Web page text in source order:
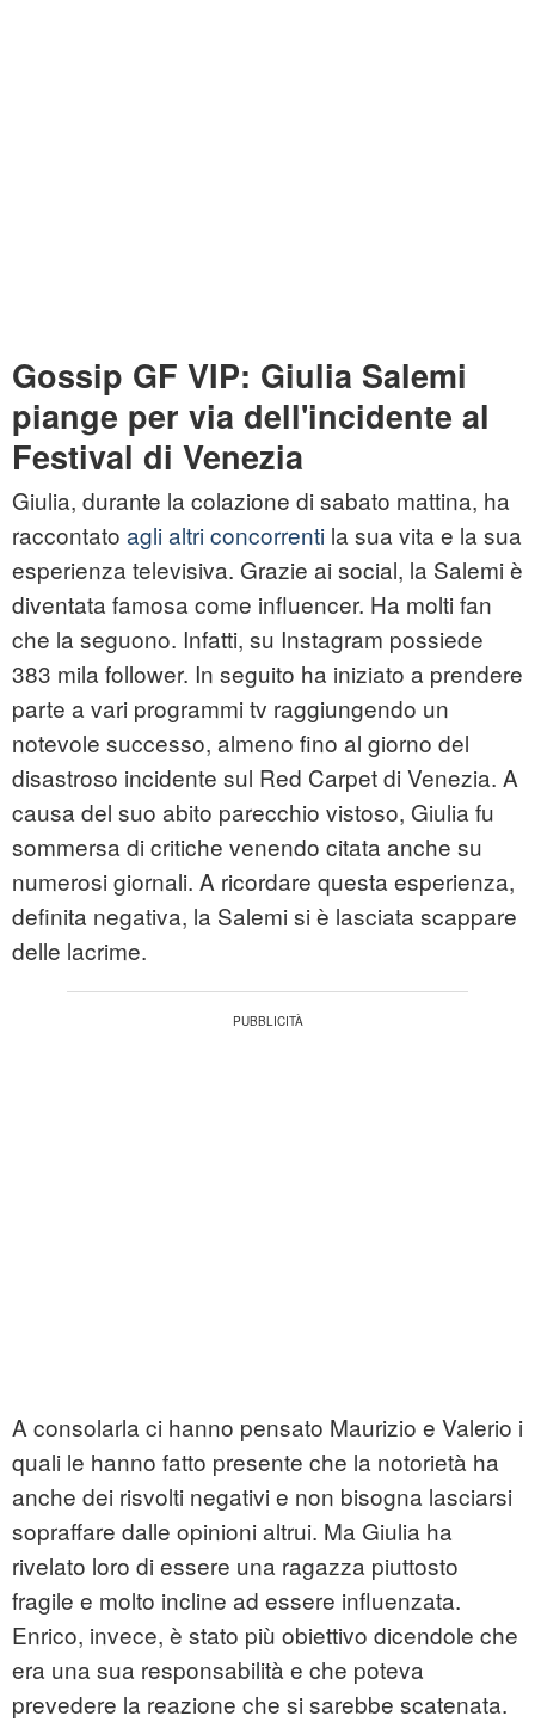
Gossip GF VIP: Giulia Salemi
piange per via dell'incidente al
Festival di Venezia
Giulia, durante la colazione di sabato mattina, ha
raccontato agli altri concorrenti la sua vita e la sua
esperienza televisiva. Grazie ai social, la Salemi è
diventata famosa come influencer. Ha molti fan
che la seguono. Infatti, su Instagram possiede
383 mila follower. In seguito ha iniziato a prendere
parte a vari programmi tv raggiungendo un
notevole successo, almeno fino al giorno del
disastroso incidente sul Red Carpet di Venezia. A
causa del suo abito parecchio vistoso, Giulia fu
sommersa di critiche venendo citata anche su
numerosi giornali. A ricordare questa esperienza,
definita negativa, la Salemi si è lasciata scappare
delle lacrime.
A consolarla ci hanno pensato Maurizio e Valerio i
quali le hanno fatto presente che la notorietà ha
anche dei risvolti negativi e non bisogna lasciarsi
sopraffare dalle opinioni altrui. Ma Giulia ha
rivelato loro di essere una ragazza piuttosto
fragile e molto incline ad essere influenzata.
Enrico, invece, è stato più obiettivo dicendole che
era una sua responsabilità e che poteva
prevedere la reazione che si sarebbe scatenata.